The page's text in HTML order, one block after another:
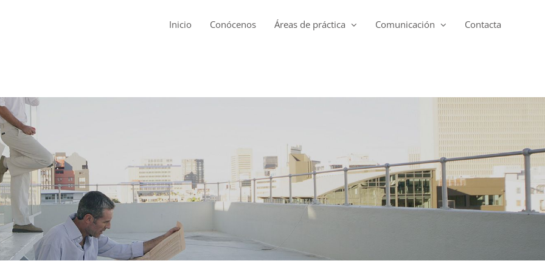
Inicio Conócenos Áreas de práctica Comunicación Contacta